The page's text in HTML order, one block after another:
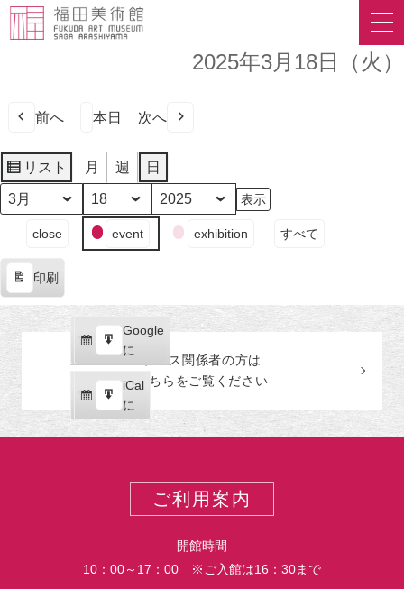
2025年3月18日（火）
前へ 本日 次へ
リスト
表
示
月 週 日
月
日
年
ン
の
カ
テ
ゴ
close event exhibition すべて
印刷
示
Google
で
購
読
iCal
で
購
読
Google
に
エ
ク
ス
ポ
iCal
に
エ
ク
プレス関係者の方は
こちらをご覧ください
ご利用案内
開館時間
10：00～17：00 ※ご入館は16：30まで